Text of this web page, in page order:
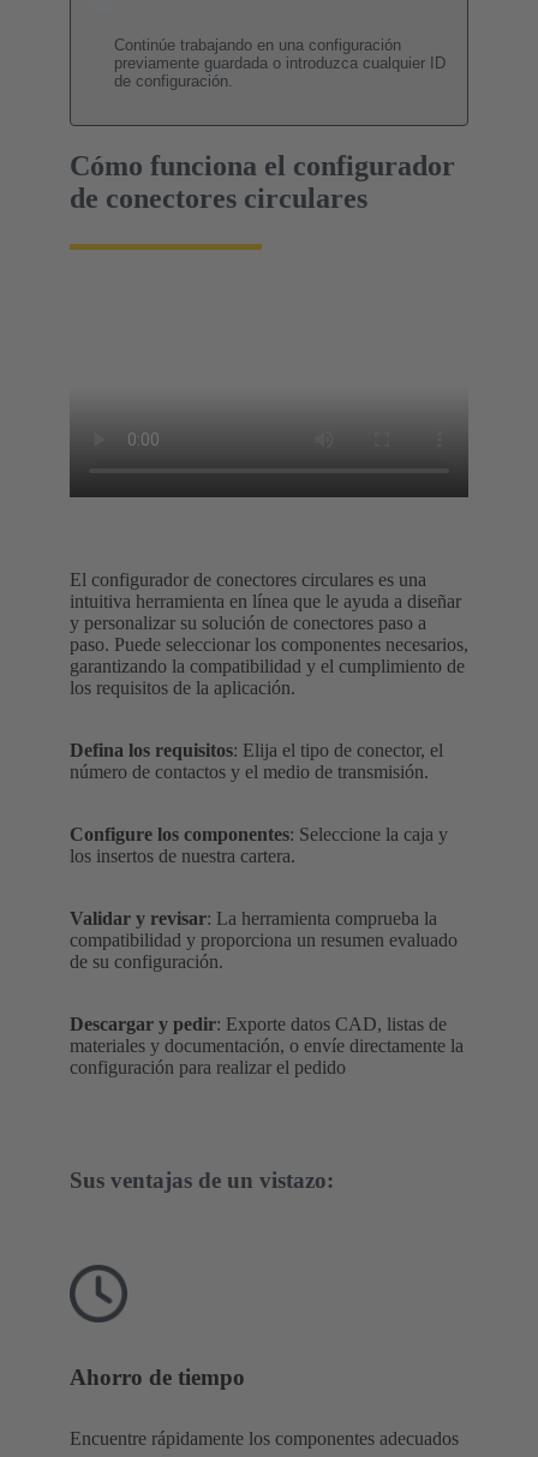
Continúe trabajando en una configuración
previamente guardada o introduzca cualquier ID
de configuración.
Cómo funciona el configurador
de conectores circulares
El configurador de conectores circulares es una
intuitiva herramienta en línea que le ayuda a diseñar
y personalizar su solución de conectores paso a
paso. Puede seleccionar los componentes necesarios,
garantizando la compatibilidad y el cumplimiento de
los requisitos de la aplicación.
Defina los requisitos: Elija el tipo de conector, el
número de contactos y el medio de transmisión.
Configure los componentes: Seleccione la caja y
los insertos de nuestra cartera.
Validar y revisar: La herramienta comprueba la
compatibilidad y proporciona un resumen evaluado
de su configuración.
Descargar y pedir: Exporte datos CAD, listas de
materiales y documentación, o envíe directamente la
configuración para realizar el pedido
Sus ventajas de un vistazo:
Ahorro de tiempo
Encuentre rápidamente los componentes adecuados